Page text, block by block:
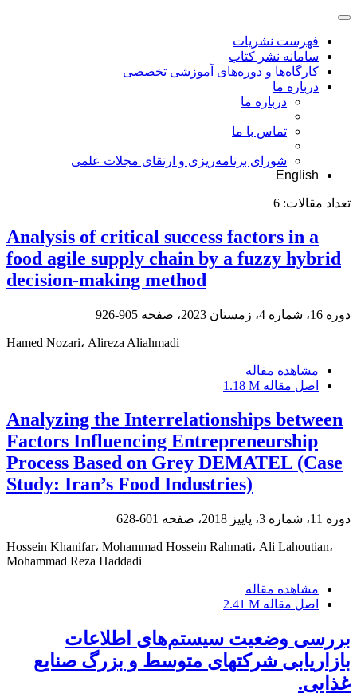
فهرست نشریات
سامانه نشر کتاب
کارگاه‌ها و دوره‌های آموزشی تخصصی
درباره ما
درباره ما
تماس با ما
شورای برنامه‌ریزی و ارتقای مجلات علمی
English
تعداد مقالات: 6
Analysis of critical success factors in a
food agile supply chain by a fuzzy hybrid
decision-making method
دوره 16، شماره 4، زمستان 2023، صفحه 905-926
Hamed Nozari، Alireza Aliahmadi
مشاهده مقاله
اصل مقاله 1.18 M
Analyzing the Interrelationships between
Factors Influencing Entrepreneurship
Process Based on Grey DEMATEL (Case
Study: Iran’s Food Industries)
دوره 11، شماره 3، پاییز 2018، صفحه 601-628
Hossein Khanifar، Mohammad Hossein Rahmati، Ali Lahoutian،
Mohammad Reza Haddadi
مشاهده مقاله
اصل مقاله 2.41 M
بررسی وضعیت سیستم‌های اطلاعات
بازاریابی شرکت‎های متوسط و بزرگ صنایع
غذایی.